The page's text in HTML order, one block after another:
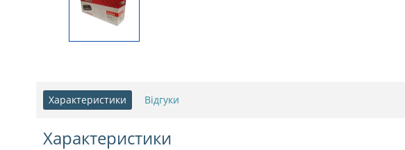
Характеристики Відгуки
Характеристики